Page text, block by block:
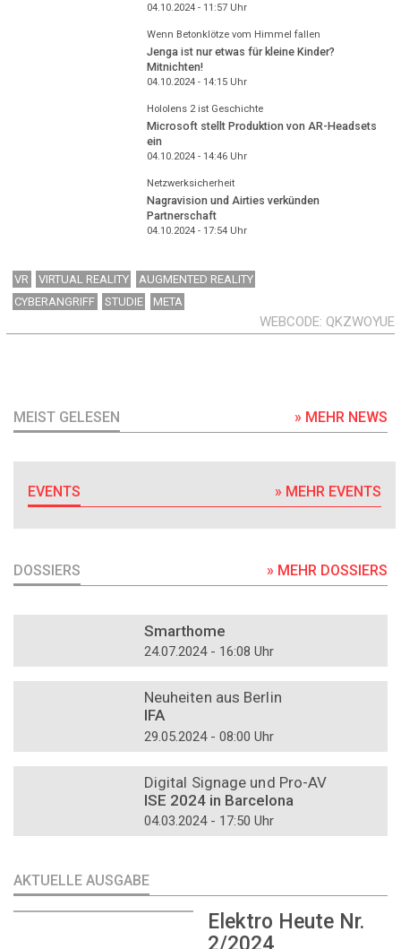
04.10.2024 - 11:57Uhr
Wenn Betonklötze vom Himmel fallen
Jenga ist nur etwas für kleine Kinder?
Mitnichten!
04.10.2024 - 14:15Uhr
Hololens 2 ist Geschichte
Microsoft stellt Produktion von AR-Headsets
ein
04.10.2024 - 14:46Uhr
Netzwerksicherheit
Nagravision und Airties verkünden
Partnerschaft
04.10.2024 - 17:54Uhr
VR VIRTUAL REALITY
AUGMENTED REALITY
CYBERANGRIFF
STUDIE META
WEBCODE QKZWOYUE
MEIST GELESEN » MEHR NEWS
EVENTS » MEHR EVENTS
DOSSIERS » MEHR DOSSIERS
Smarthome
24.07.2024 - 16:08 Uhr
Neuheiten aus Berlin
IFA
29.05.2024 - 08:00 Uhr
Digital Signage und Pro-AV
ISE 2024 in Barcelona
04.03.2024 - 17:50 Uhr
AKTUELLE AUSGABE
Elektro Heute Nr.